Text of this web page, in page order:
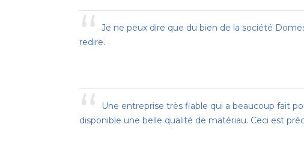
“ Je ne peux dire que du bien de la société
redire.
“ Une entreprise très fiable qui a beaucoup fait
disponible une belle qualité de matériau. Ceci est